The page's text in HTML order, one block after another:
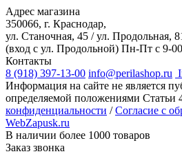
Адрес магазина
350066, г. Краснодар,
ул. Станочная, 45 / ул. Продольная,
(вход с ул. Продольной) Пн-Пт с 9-
Контакты
8 (918) 397-13-00 info@perilashop.ru
Информация на сайте не является
определяемой положениями
конфиденциальности /Согласие с
WebZapusk.ru
В наличии более 1000 товаров
Заказ звонка